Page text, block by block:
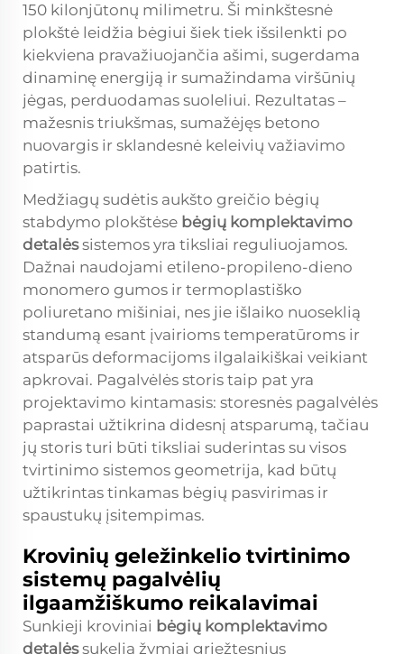
150 kilonjūtonų milimetru. Ši minkštesnė
plokštė leidžia bėgiui šiek tiek išsilenkti po
kiekviena pravažiuojančia ašimi, sugerdama
dinaminę energiją ir sumažindama viršūnių
jėgas, perduodamas suoleliui. Rezultatas –
mažesnis triukšmas, sumažėjęs betono
nuovargis ir sklandesnė keleivių važiavimo
patirtis.
Medžiagų sudėtis aukšto greičio bėgių
stabdymo plokštėse bėgių komplektavimo
detalėssistemos yra tiksliai reguliuojamos.
Dažnai naudojami etileno-propileno-dieno
monomero gumos ir termoplastiško
poliuretano mišiniai, nes jie išlaiko nuoseklią
standumą esant įvairioms temperatūroms ir
atsparūs deformacijoms ilgalaikiškai veikiant
apkrovai. Pagalvėlės storis taip pat yra
projektavimo kintamasis: storesnės pagalvėlės
paprastai užtikrina didesnį atsparumą, tačiau
jų storis turi būti tiksliai suderintas su visos
tvirtinimo sistemos geometrija, kad būtų
užtikrintas tinkamas bėgių pasvirimas ir
spaustukų įsitempimas.
Krovinių geležinkelio tvirtinimo
sistemų pagalvėlių
ilgaamžiškumo reikalavimai
Sunkieji kroviniai bėgių komplektavimo
detalėssukelia žymiai griežtesnius